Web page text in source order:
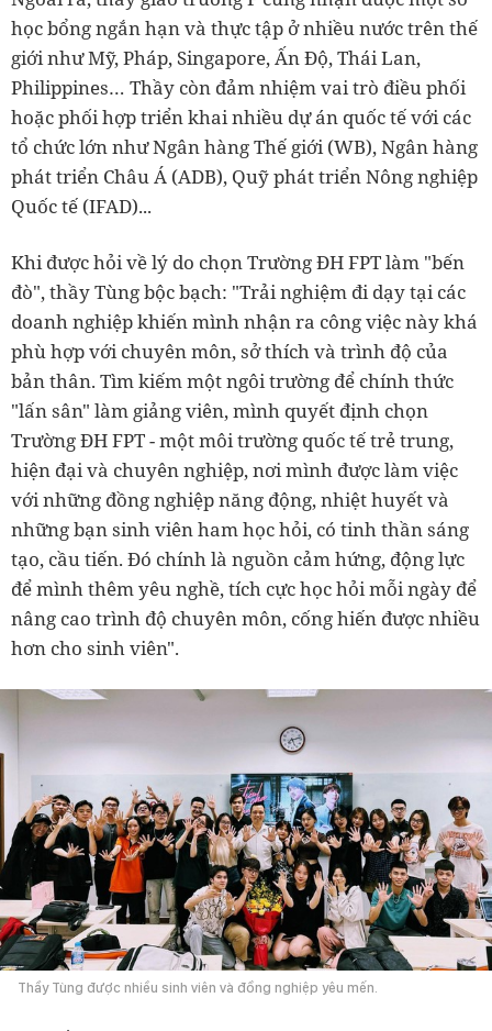
học bổng ngắn hạn và thực tập ở nhiều nước trên thế
giới như Mỹ, Pháp, Singapore, Ấn Độ, Thái Lan,
Philippines… Thầy còn đảm nhiệm vai trò điều phối
hoặc phối hợp triển khai nhiều dự án quốc tế với các
tổ chức lớn như Ngân hàng Thế giới (WB), Ngân hàng
phát triển Châu Á (ADB), Quỹ phát triển Nông nghiệp
Quốc tế (IFAD)...
Khi được hỏi về lý do chọn Trường ĐH FPT làm "bến
đò", thầy Tùng bộc bạch: "Trải nghiệm đi dạy tại các
doanh nghiệp khiến mình nhận ra công việc này khá
phù hợp với chuyên môn, sở thích và trình độ của
bản thân. Tìm kiếm một ngôi trường để chính thức
"lấn sân" làm giảng viên, mình quyết định chọn
Trường ĐH FPT - một môi trường quốc tế trẻ trung,
hiện đại và chuyên nghiệp, nơi mình được làm việc
với những đồng nghiệp năng động, nhiệt huyết và
những bạn sinh viên ham học hỏi, có tinh thần sáng
tạo, cầu tiến. Đó chính là nguồn cảm hứng, động lực
để mình thêm yêu nghề, tích cực học hỏi mỗi ngày để
nâng cao trình độ chuyên môn, cống hiến được nhiều
hơn cho sinh viên".
Thầy Tùng được nhiều sinh viên và đồng nghiệp yêu mến.